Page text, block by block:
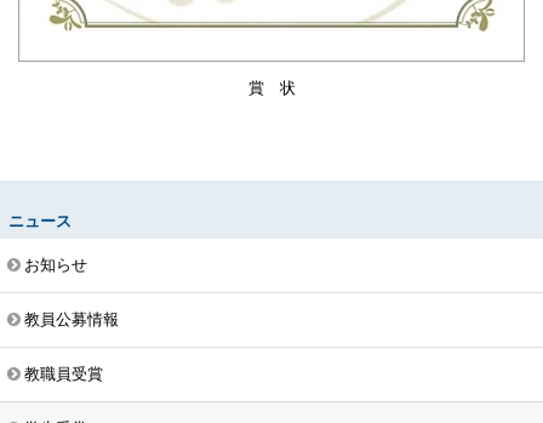
賞 状
ニュース
お知らせ
教員公募情報
教職員受賞